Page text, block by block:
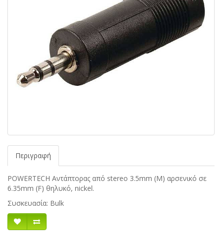
Περιγραφή
POWERTECH Αντάπτορας από stereo 3.5mm (M) αρσενικό σε
6.35mm (F) θηλυκό, nickel.
Συσκευασία: Bulk